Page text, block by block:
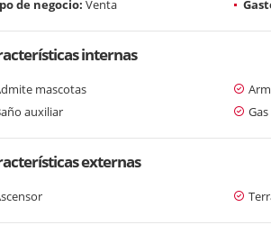
de negocio: Venta
internas
mascotas
auxiliar
externas